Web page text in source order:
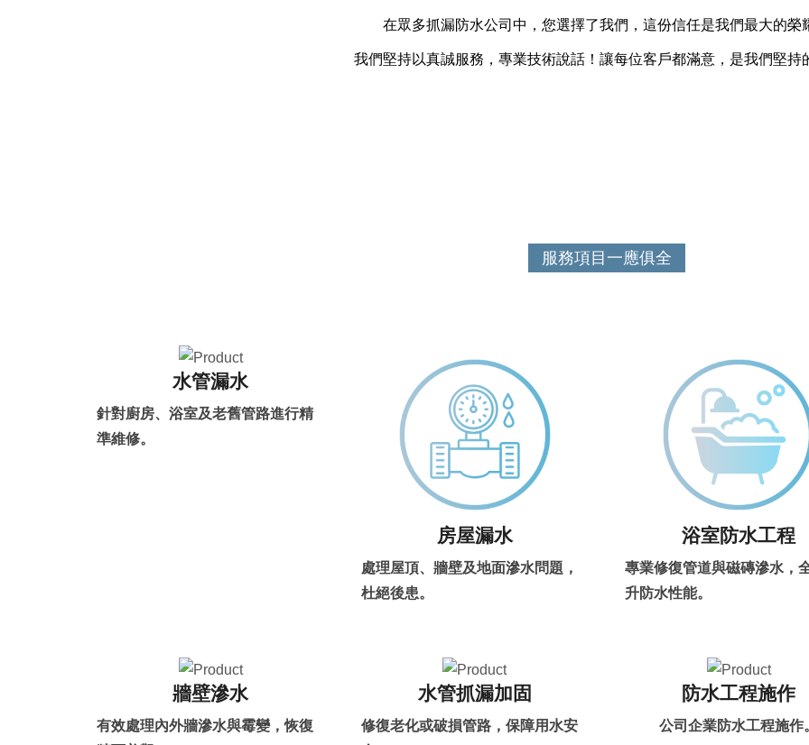
在眾多抓漏防水公司中，您選擇了我們，這份信任是我們最大的榮
我們堅持以真誠服務，專業技術說話！讓每位客戶都滿意，是我們堅持
服務項目一應俱全
水管漏水
針對廚房、浴室及老舊管路進行精
準維修。
房屋漏水
處理屋頂、牆壁及地面滲水問題，
杜絕後患。
浴室防水工程
專業修復管道與磁磚滲水，
升防水性能。
牆壁滲水
有效處理內外牆滲水與霉變，恢復
水管抓漏加固
修復老化或破損管路，保障用水安
防水工程施作
公司企業防水工程施作